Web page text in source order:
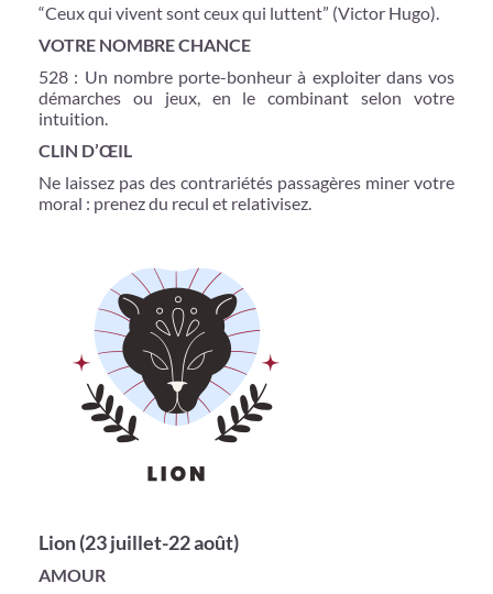
“Ceux qui vivent sont ceux qui luttent” (Victor Hugo).
VOTRE NOMBRE CHANCE
528 : Un nombre porte-bonheur à exploiter dans vos
démarches ou jeux, en le combinant selon votre
intuition.
CLIN D’ŒIL
Ne laissez pas des contrariétés passagères miner votre
moral : prenez du recul et relativisez.
Lion (23 juillet-22 août)
AMOUR